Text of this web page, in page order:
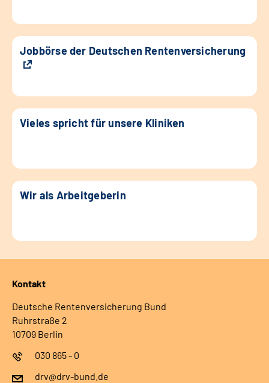
Jobbörse der Deutschen Rentenversicherung
Vieles spricht für unsere Kliniken
Wir als Arbeitgeberin
Kontakt
Deutsche Rentenversicherung Bund
Ruhrstraße 2
10709 Berlin
030 865 - 0
drv@drv-bund.de